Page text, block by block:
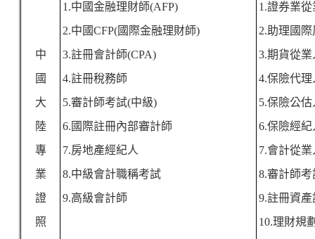
中
國
大
陸
專
業
證
照
1.中國金融理財師(AFP)
2.中國CFP(國際金融理財師)
3.註冊會計師(CPA)
4.註冊稅務師
5.審計師考試(中級)
6. 國際註冊內部審計師
7.房地產經紀人
8.中級會計職稱考試
9.高級會計師
1.證券業從
2.助理國
3.期貨從業
4.保險代理
5.保險公估
6.保險經紀
7.會計從業
8.審計師考
9.註冊資產
10.理財規